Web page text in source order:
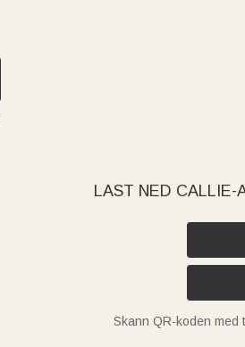
LAST NED CALLIE-
Skann QR-koden med